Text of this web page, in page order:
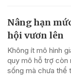
Nâng hạn
hội vươn lên
Không ít mô hình
quy mô hỗ trợ còn
sống mà chưa thể